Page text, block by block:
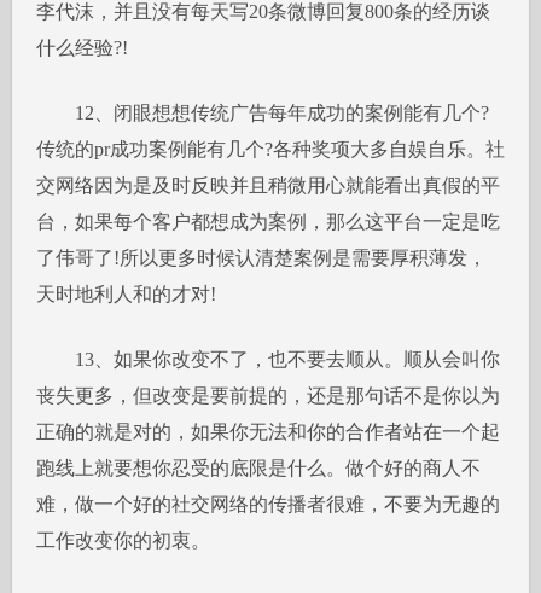
李代沫，并且没有每天写20条微博回复800条的经历谈
什么经验?!
12、闭眼想想传统广告每年成功的案例能有几个?
传统的pr成功案例能有几个?各种奖项大多自娱自乐。社
交网络因为是及时反映并且稍微用心就能看出真假的平
台，如果每个客户都想成为案例，那么这平台一定是吃
了伟哥了!所以更多时候认清楚案例是需要厚积薄发，
天时地利人和的才对!
13、如果你改变不了，也不要去顺从。顺从会叫你
丧失更多，但改变是要前提的，还是那句话不是你以为
正确的就是对的，如果你无法和你的合作者站在一个起
跑线上就要想你忍受的底限是什么。做个好的商人不
难，做一个好的社交网络的传播者很难，不要为无趣的
工作改变你的初衷。